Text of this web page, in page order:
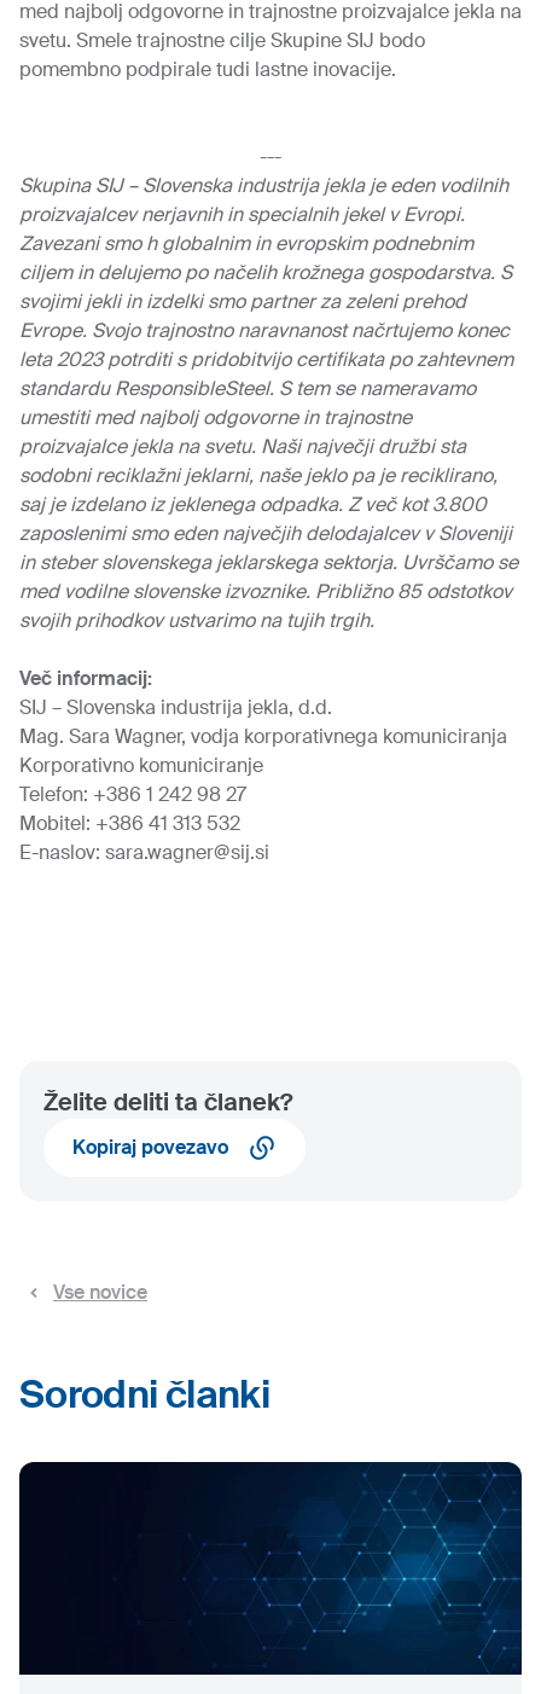
med najbolj odgovorne in trajnostne proizvajalce jekla na
svetu. Smele trajnostne cilje Skupine SIJ bodo
pomembno podpirale tudi lastne inovacije.
---
Skupina SIJ – Slovenska industrija jekla je eden vodilnih
proizvajalcev nerjavnih in specialnih jekel v Evropi.
Zavezani smo h globalnim in evropskim podnebnim
ciljem in delujemo po načelih krožnega gospodarstva. S
svojimi jekli in izdelki smo partner za zeleni prehod
Evrope. Svojo trajnostno naravnanost načrtujemo konec
leta 2023 potrditi s pridobitvijo certifikata po zahtevnem
standardu ResponsibleSteel. S tem se nameravamo
umestiti med najbolj odgovorne in trajnostne
proizvajalce jekla na svetu. Naši največji družbi sta
sodobni reciklažni jeklarni, naše jeklo pa je reciklirano,
saj je izdelano iz jeklenega odpadka. Z več kot 3.800
zaposlenimi smo eden največjih delodajalcev v Sloveniji
in steber slovenskega jeklarskega sektorja. Uvrščamo se
med vodilne slovenske izvoznike. Približno 85 odstotkov
svojih prihodkov ustvarimo na tujih trgih.
Več informacij:
SIJ – Slovenska industrija jekla, d.d.
Mag. Sara Wagner, vodja korporativnega komuniciranja
Korporativno komuniciranje
Telefon: +386 1 242 98 27
Mobitel: +386 41 313 532
E-naslov: sara.wagner@sij.si
Želite deliti ta članek?
Kopiraj povezavo
Vse novice
Sorodni članki